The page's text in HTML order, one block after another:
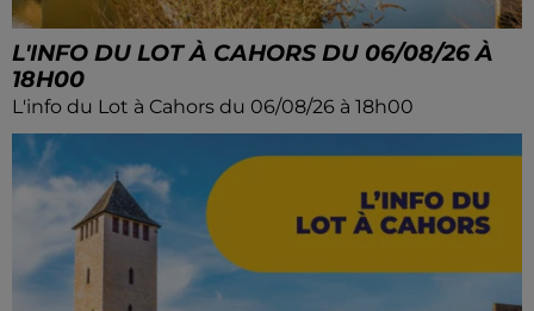
L'INFO DU LOT À CAHORS DU 06/08/26 À
18H00
L'info du Lot à Cahors du 06/08/26 à 18h00